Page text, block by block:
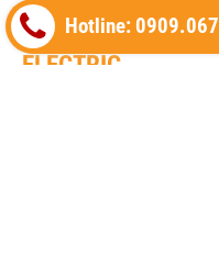
THIẾT BỊ ĐIỆN
ELECTRIC
Hotline: